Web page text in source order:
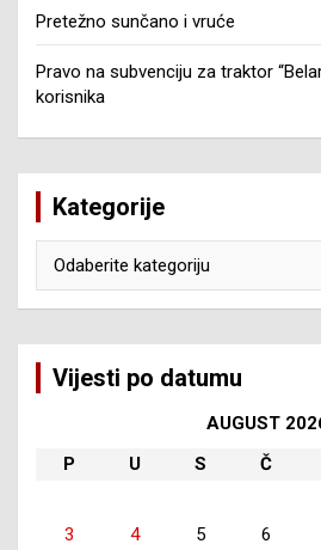
Pretežno sunčano i vruće
Pravo na subvenciju za traktor
korisnika
Kategorije
Vijesti po datumu
AUGUST
P
U S Č
3
4 5 6